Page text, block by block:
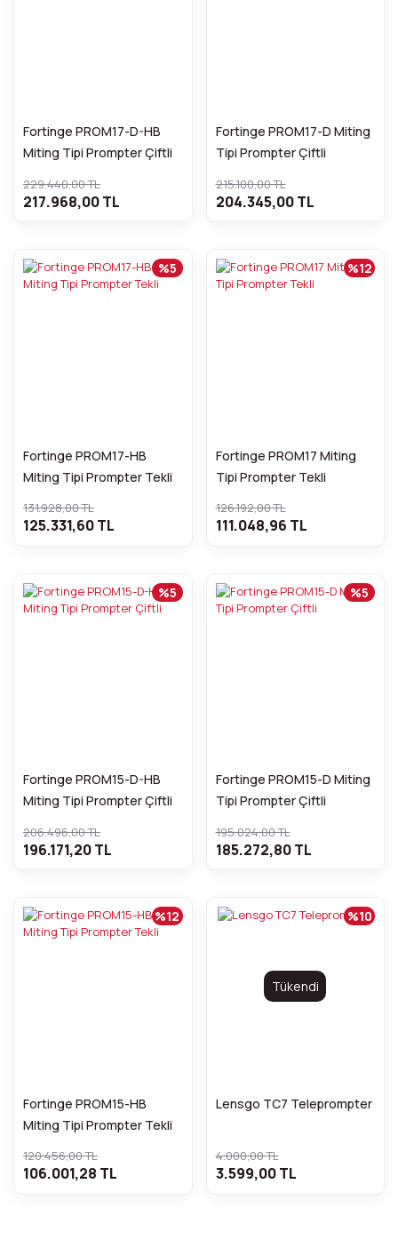
Fortinge PROM17-D-HB
Miting Tipi Prompter Çiftli
229.440,00 TL
217.968,00 TL
Fortinge PROM17-D Miting
Tipi Prompter Çiftli
215.100,00 TL
204.345,00 TL
Fortinge PROM17-HB
Miting Tipi Prompter Tekli
%5
131.928,00 TL
125.331,60 TL
Fortinge PROM17 Miting
Tipi Prompter Tekli
%12
126.192,00 TL
111.048,96 TL
Fortinge PROM15-D-HB
Miting Tipi Prompter Çiftli
%5
206.496,00 TL
196.171,20 TL
Fortinge PROM15-D Miting
Tipi Prompter Çiftli
%5
195.024,00 TL
185.272,80 TL
Fortinge PROM15-HB
Miting Tipi Prompter Tekli
%12
120.456,00 TL
106.001,28 TL
Tükendi
Lensgo TC7 Teleprompter
%10
4.000,00 TL
3.599,00 TL